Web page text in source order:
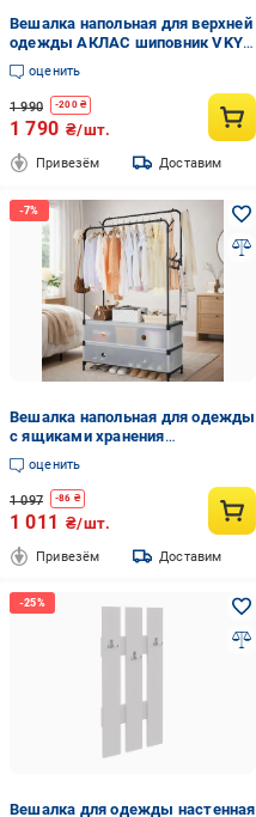
Вешалка напольная для верхней
одежды АКЛАС шиповник VKY-
62 172х37 см
оценить
1 990 -200₴
1 790 ₴/шт.
Привезём Доставим
Вешалка напольная для одежды
с ящиками хранения
128х63х48х28 см
металлическая (opt-106038)
оценить
1 097 -86 ₴
1 011 ₴/шт.
Привезём Доставим
Вешалка для одежды настенная